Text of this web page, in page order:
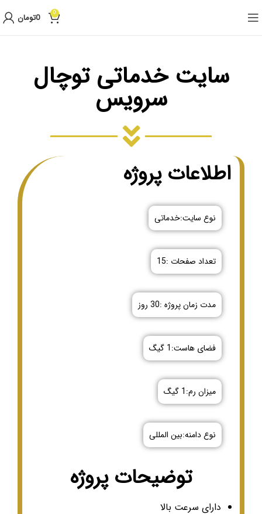
0
0تومان
سایت خدماتی توچال
سرویس
اطلاعات پروژه
نوع سایت:خدماتی
تعداد صفحات :15
مدت زمان پروژه :30 روز
فضای هاست:1 گیگ
میزان رم:1 گیگ
نوع دامنه:بین المللی
توضیحات پروژه
دارای سرعت بالا